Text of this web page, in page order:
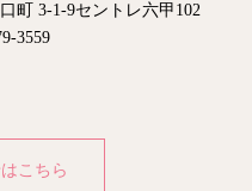
町 3-1-9セントレ六甲102
3559
こちら